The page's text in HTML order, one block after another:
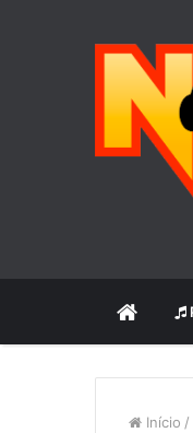
INÍCIO
Início /